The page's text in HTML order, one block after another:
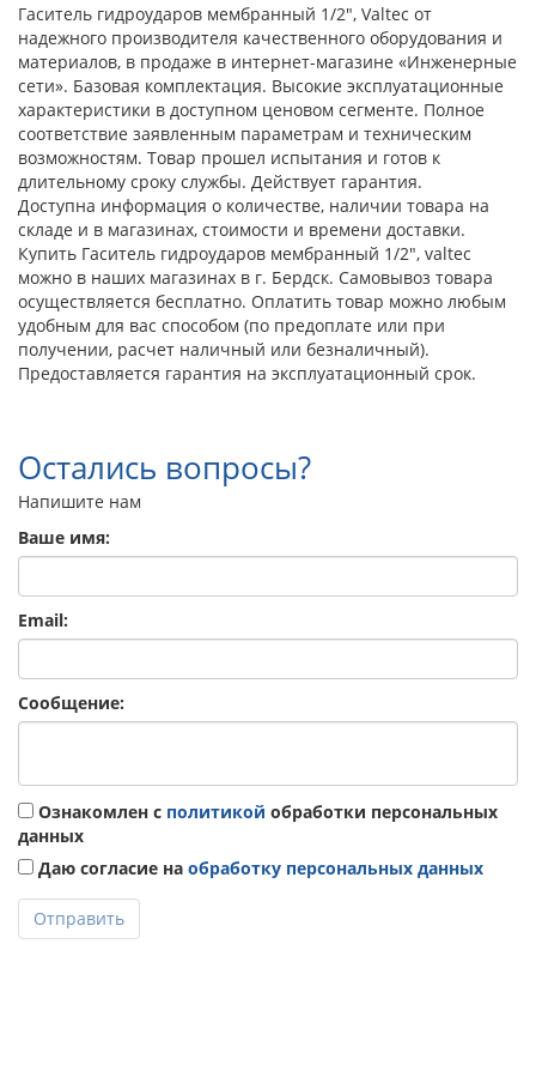
Гаситель гидроударов мембранный 1/2", Valtec от
надежного производителя качественного оборудования и
материалов, в продаже в интернет-магазине «Инженерные
сети». Базовая комплектация. Высокие эксплуатационные
характеристики в доступном ценовом сегменте. Полное
соответствие заявленным параметрам и техническим
возможностям. Товар прошел испытания и готов к
длительному сроку службы. Действует гарантия.
Доступна информация о количестве, наличии товара на
складе и в магазинах, стоимости и времени доставки.
Купить Гаситель гидроударов мембранный 1/2", valtec
можно в наших магазинах в г. Бердск. Самовывоз товара
осуществляется бесплатно. Оплатить товар можно любым
удобным для вас способом (по предоплате или при
получении, расчет наличный или безналичный).
Предоставляется гарантия на эксплуатационный срок.
Остались вопросы?
Напишите нам
Ваше имя:
Email:
Сообщение:
Ознакомлен с политикой обработки персональных
данных
Даю согласие на обработку персональных данных
Отправить